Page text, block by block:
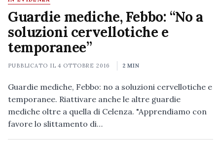
Guardie mediche, Febbo: “No a
soluzioni cervellotiche e
temporanee”
PUBBLICATO IL4 OTTOBRE 2016 2 MIN
Guardie mediche, Febbo: no a soluzioni cervellotiche e
temporanee. Riattivare anche le altre guardie
mediche oltre a quella di Celenza. "Apprendiamo con
favore lo slittamento di…